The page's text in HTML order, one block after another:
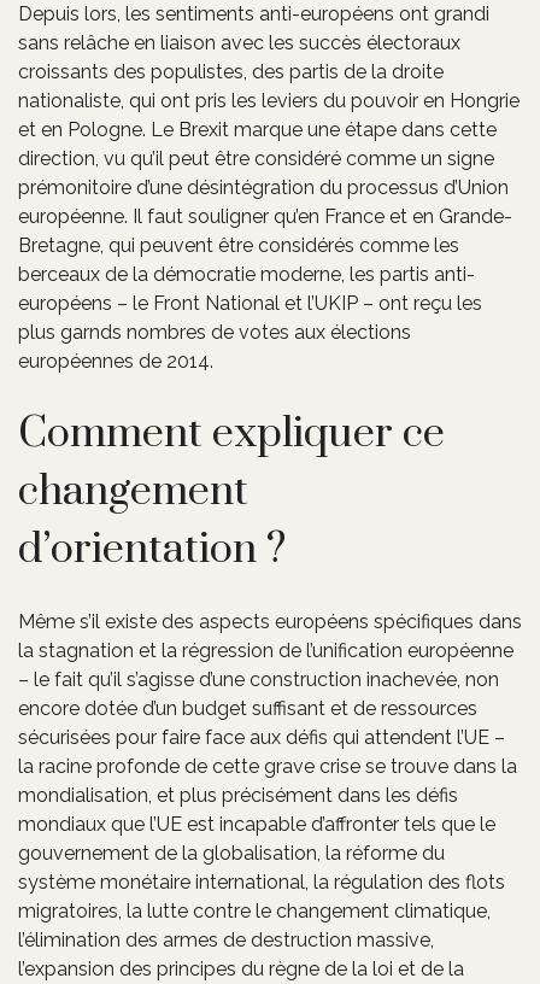
Depuis lors, les sentiments anti-européens ont grandi
sans relâche en liaison avec les succès électoraux
croissants des populistes, des partis de la droite
nationaliste, qui ont pris les leviers du pouvoir en Hongrie
et en Pologne. Le Brexit marque une étape dans cette
direction, vu qu’il peut être considéré comme un signe
prémonitoire d’une désintégration du processus d’Union
européenne. Il faut souligner qu’en France et en Grande-
Bretagne, qui peuvent être considérés comme les
berceaux de la démocratie moderne, les partis anti-
européens – le Front National et l’UKIP – ont reçu les
plus garnds nombres de votes aux élections
européennes de 2014.
Comment expliquer ce
changement
d’orientation ?
Même s’il existe des aspects européens spécifiques dans
la stagnation et la régression de l’unification européenne
– le fait qu’il s’agisse d’une construction inachevée, non
encore dotée d’un budget suffisant et de ressources
sécurisées pour faire face aux défis qui attendent l’UE –
la racine profonde de cette grave crise se trouve dans la
mondialisation, et plus précisément dans les défis
mondiaux que l’UE est incapable d’affronter tels que le
gouvernement de la globalisation, la réforme du
système monétaire international, la régulation des flots
migratoires, la lutte contre le changement climatique,
l’élimination des armes de destruction massive,
l’expansion des principes du règne de la loi et de la